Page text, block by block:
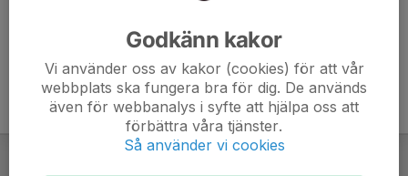
Godkänn kakor
Vi använder oss av kakor (cookies) för att vår
webbplats ska fungera bra för dig. De används
även för webbanalys i syfte att hjälpa oss att
förbättra våra tjänster.
Så använder vi cookies